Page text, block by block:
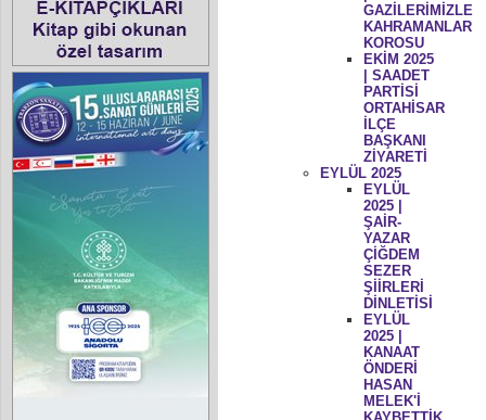
GAZİLERİMİZLE
KAHRAMANLAR
KOROSU
EKİM 2025
| SAADET
PARTİSİ
ORTAHİSAR
İLÇE
BAŞKANI
ZİYARETİ
EYLÜL 2025
EYLÜL
2025 |
ŞAİR-
YAZAR
ÇİĞDEM
SEZER
ŞİİRLERİ
DİNLETİSİ
EYLÜL
2025 |
KANAAT
ÖNDERİ
HASAN
MELEK'İ